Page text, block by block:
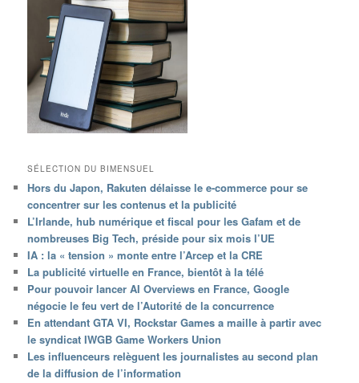
SÉLECTION DU BIMENSUEL
Hors du Japon, Rakuten délaisse le e-commerce pour se
concentrer sur les contenus et la publicité
L’Irlande, hub numérique et fiscal pour les Gafam et de
nombreuses Big Tech, préside pour six mois l’UE
IA : la « tension » monte entre l’Arcep et la CRE
La publicité virtuelle en France, bientôt à la télé
Pour pouvoir lancer AI Overviews en France, Google
négocie le feu vert de l’Autorité de la concurrence
En attendant GTA VI, Rockstar Games a maille à partir avec
le syndicat IWGB Game Workers Union
Les influenceurs relèguent les journalistes au second plan
de la diffusion de l’information